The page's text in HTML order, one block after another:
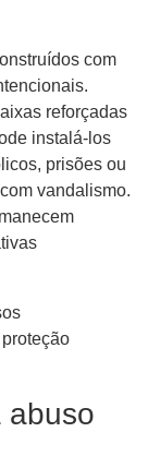
com
reforçadas
instalá-los
prisões ou
vandalismo.
abuso